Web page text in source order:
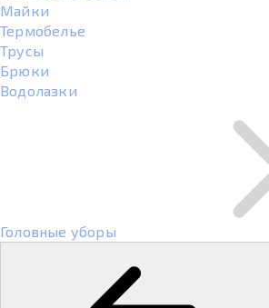
Майки
Термобелье
Трусы
Брюки
Водолазки
Головные уборы